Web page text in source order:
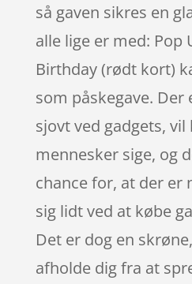
så gaven sikres en
alle lige er med: Pop
Birthday (rødt kort)
som påskegave. Der
sjovt ved gadgets, vil
mennesker sige, og
chance for, at der er
sig lidt ved at købe
Det er dog en
afholde dig fra at